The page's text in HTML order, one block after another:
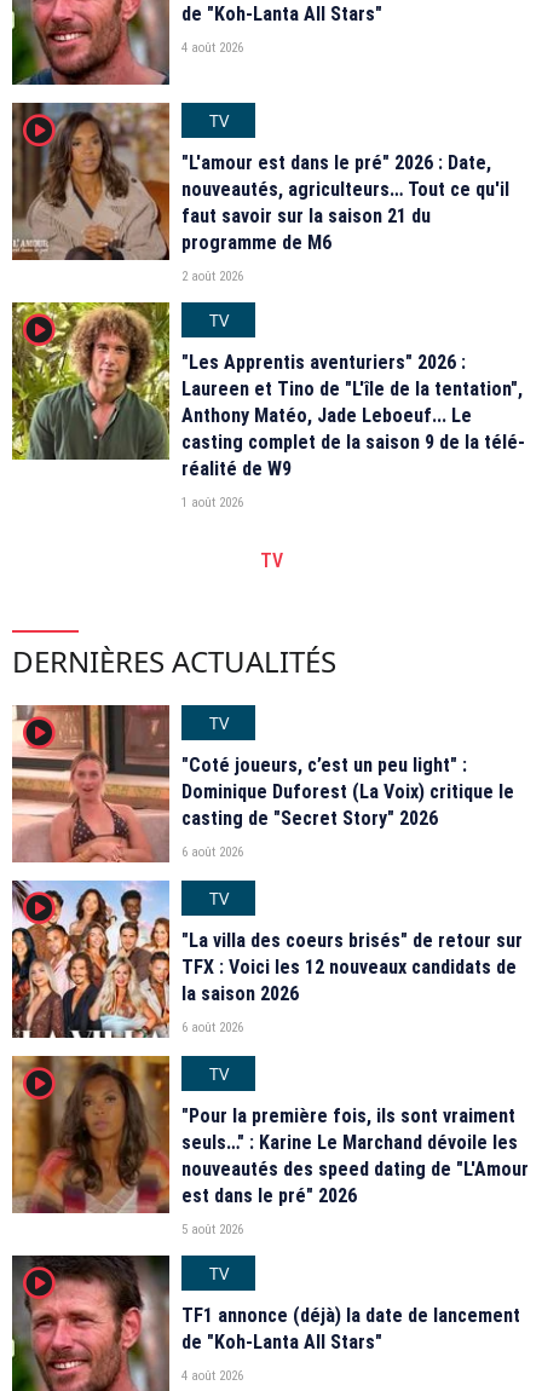
de "Koh-Lanta All Stars"
4 août 2026
player2
TV
"L'amour est dans le pré" 2026 : Date,
nouveautés, agriculteurs… Tout ce qu'il
faut savoir sur la saison 21 du
programme de M6
2 août 2026
player2
TV
"Les Apprentis aventuriers" 2026 :
Laureen et Tino de "L'île de la tentation",
Anthony Matéo, Jade Leboeuf... Le
casting complet de la saison 9 de la télé-
réalité de W9
1 août 2026
TV
DERNIÈRES ACTUALITÉS
player2
TV
"Coté joueurs, c’est un peu light" :
Dominique Duforest (La Voix) critique le
casting de "Secret Story" 2026
6 août 2026
player2
TV
"La villa des coeurs brisés" de retour sur
TFX : Voici les 12 nouveaux candidats de
la saison 2026
6 août 2026
player2
TV
"Pour la première fois, ils sont vraiment
seuls…" : Karine Le Marchand dévoile les
nouveautés des speed dating de "L'Amour
est dans le pré" 2026
5 août 2026
player2
TV
TF1 annonce (déjà) la date de lancement
de "Koh-Lanta All Stars"
4 août 2026